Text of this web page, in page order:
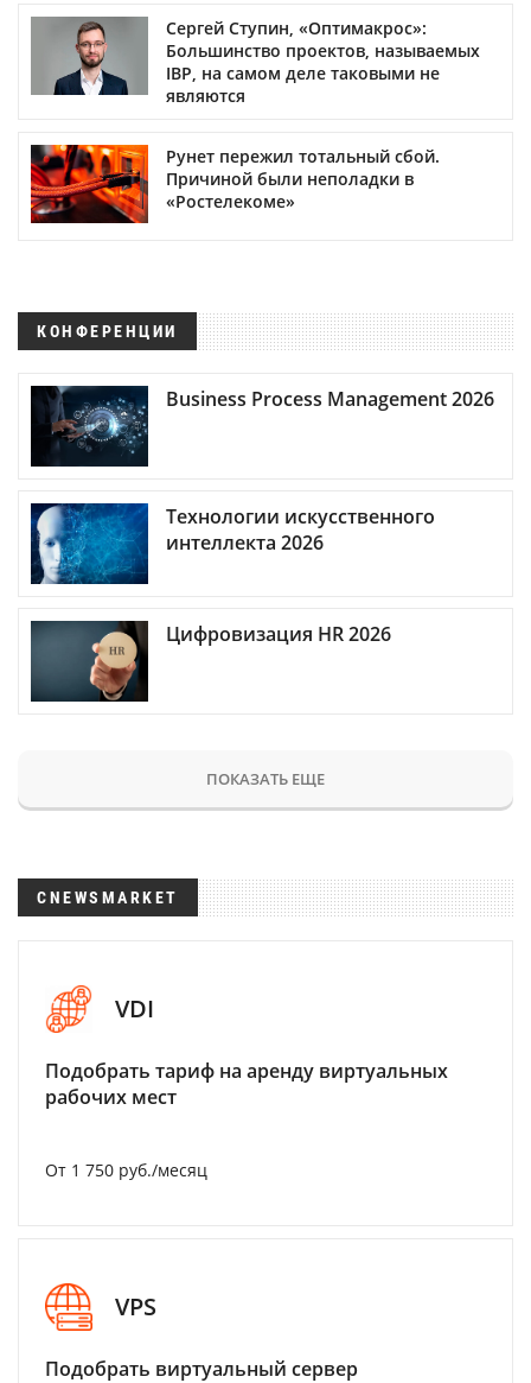
Сергей Ступин, «Оптимакрос»:
Большинство проектов, называемых
IBP, на самом деле таковыми не
являются
Рунет пережил тотальный сбой.
Причиной были неполадки в
«Ростелекоме»
КОНФЕРЕНЦИИ
Business Process Management 2026
Технологии искусственного
интеллекта 2026
Цифровизация HR 2026
ПОКАЗАТЬ ЕЩЕ
CNEWSMARKET
VDI
Подобрать тариф на аренду виртуальных
рабочих мест
От 1 750 руб./месяц
VPS
Подобрать виртуальный сервер